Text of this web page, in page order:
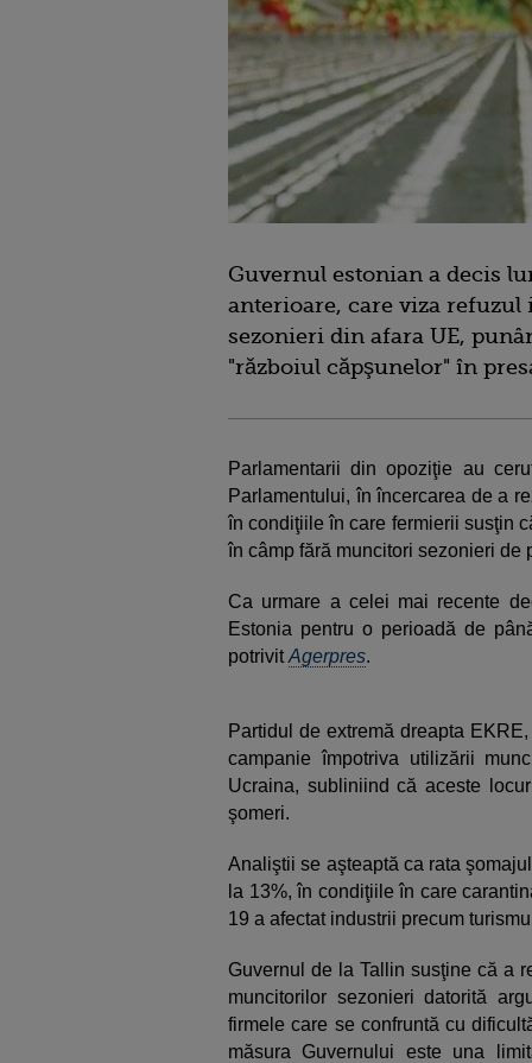
Guvernul estonian a decis
anterioare, care viza
sezonieri din afara UE,
"războiul căpşunelor" în
Parlamentarii din opoziţie au
Parlamentului, în încercarea de a
în condiţiile în care fermierii susţin
în câmp fără muncitori sezonieri de
Ca urmare a celei mai recente
Estonia pentru o perioadă de
potrivitAgerpres.
Partidul de extremă dreapta
campanie împotriva utilizării
Ucraina, subliniind că aceste
şomeri.
Analiştii se aşteaptă ca rata
la 13%, în condiţiile în care
19 a afectat industrii precum
Guvernul de la Tallin susţine că a
muncitorilor sezonieri datorită
firmele care se confruntă cu
măsura Guvernului este una